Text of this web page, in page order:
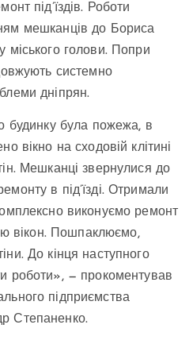
під’їздів. Роботи
мешканців до Бориса
міського голови. Попри
системно
дніпрян.
будинку була пожежа, в
вікно на сходовій клітині
Мешканці звернулися до
в під’їзді. Отримали
виконуємо ремонт
вікон. Пошпаклюємо,
До кінця наступного
роботи», — прокоментував
підприємства
Степаненко.